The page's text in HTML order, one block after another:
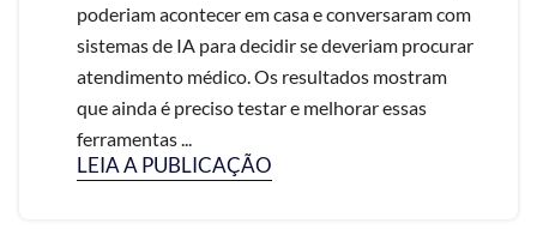
poderiam acontecer em casa e conversaram com
sistemas de IA para decidir se deveriam procurar
atendimento médico. Os resultados mostram
que ainda é preciso testar e melhorar essas
ferramentas ...
LEIA A PUBLICAÇÃO